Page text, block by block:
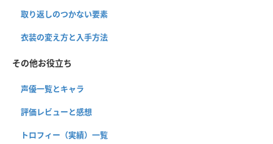
取り返しのつかない要素
衣装の変え方と入手方法
その他お役立ち
声優一覧とキャラ
評価レビューと感想
トロフィー（実績）一覧